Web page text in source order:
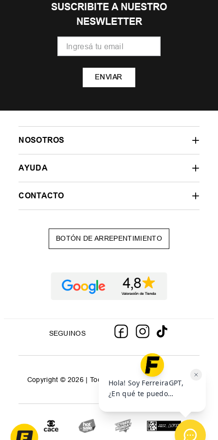
SUSCRIBITE A NUESTRO
NESWLETTER
ENVIAR
NOSOTROS
AYUDA
CONTACTO
BOTÓN DE ARREPENTIMIENTO
SEGUINOS
Copyright © 2026 | Todos los derechos reservados